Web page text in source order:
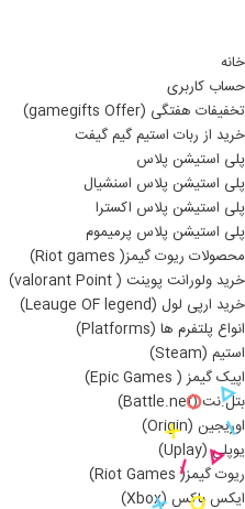
خانه
حساب کاربری
تخفیفات هفتگی (gamegifts Offer)
خرید از ربات استیم گیم گیفت
پلی استیشن پلاس
پلی استیشن پلاس اسنشیال
پلی استیشن پلاس اکسترا
پلی استیشن پلاس پرمیموم
محصولات ریوت گیمز( Riot games)
خرید ولورانت پوینت ( valorant Point)
خرید ارپی لول (Leauge OF legend)
انواع پلتفرم ها (Platforms)
استیم (Steam)
اپیک گیمز ( Epic Games)
بتل.نت (Battle.net)
اوریجین (Origin)
یوپلی (Uplay)
ریوت گیمز( Riot Games)
ایکس باکس (Xbox)